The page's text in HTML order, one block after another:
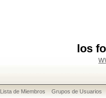
los
Lista de Miembros Grupos de Usuarios